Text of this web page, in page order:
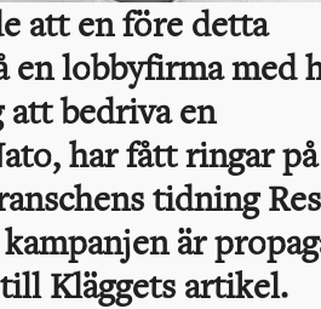
att en före detta
lobbyfirma med
bedriva en
har fått ringar
tidning
är
Kläggets artikel.